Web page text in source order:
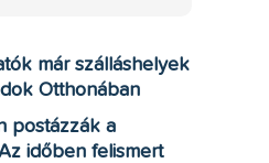
már szálláshelyek
Otthonában
postázzák a
időben felismert